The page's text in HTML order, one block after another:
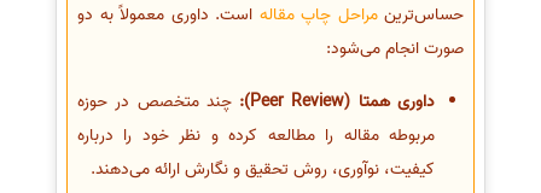
حساس‌ترینمراحل چاپ مقاله است. داوری معمولاً به دو
صورت انجام می‌شود:
داوری همتا (Peer Review):
چند متخصص در حوزه
مربوطه مقاله را مطالعه کرده و نظر خود را درباره
کیفیت، نوآوری، روش تحقیق و نگارش ارائه می‌دهند.